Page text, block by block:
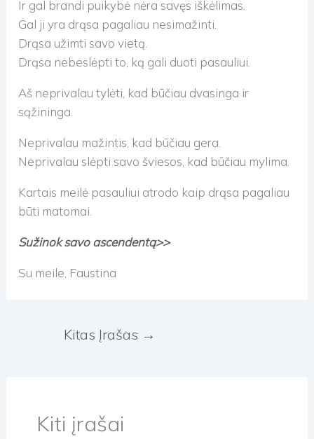
Ir gal brandi puikybė nėra savęs iškėlimas.
Gal ji yra drąsa pagaliau nesimažinti.
Drąsa užimti savo vietą.
Drąsa nebeslėpti to, ką gali duoti pasauliui.
Aš neprivalau tylėti, kad būčiau dvasinga ir
sąžininga.
Neprivalau mažintis, kad būčiau gera.
Neprivalau slėpti savo šviesos, kad būčiau mylima.
Kartais meilė pasauliui atrodo kaip drąsa pagaliau
būti matomai.
Sužinok savo ascendentą>>
Su meile, Faustina
Kitas Įrašas →
Kiti įrašai